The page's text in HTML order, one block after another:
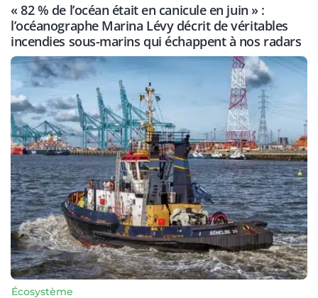
« 82 % de l’océan était en canicule en juin » :
l’océanographe Marina Lévy décrit de véritables
incendies sous-marins qui échappent à nos radars
Écosystème